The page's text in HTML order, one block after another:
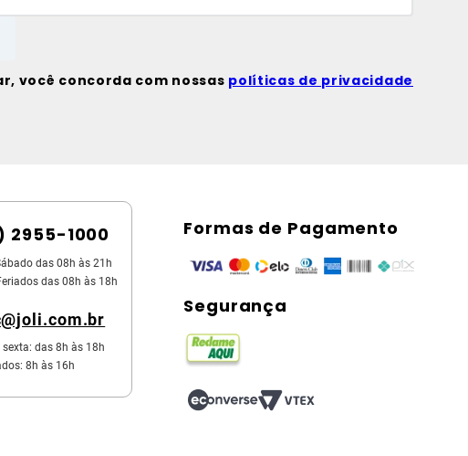
você concorda com nossas políticas de privacidade
2955-1000
das 08h às 21h
das 08h às 18h
sexta: das 8h às 18h
8h às 16h
Formas de Pagamento
Segurança